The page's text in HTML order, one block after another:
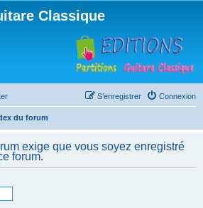
Classique
Connexion
S’enregistrer
du forum
exige que vous soyez enregistré
forum.